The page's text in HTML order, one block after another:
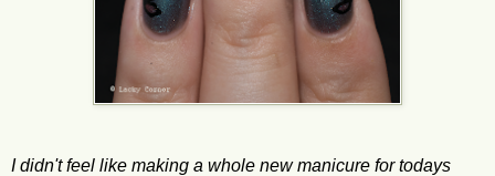
I didn't feel like making a whole new manicure for todays